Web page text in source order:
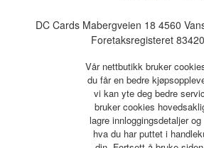
DC Cards Mabergveien 18 4560
Foretaksregisteret
Vår nettbutikk bruker
du får en bedre
vi kan yte deg bedre
bruker cookies
lagre innloggingsdetaljer
hva du har puttet i